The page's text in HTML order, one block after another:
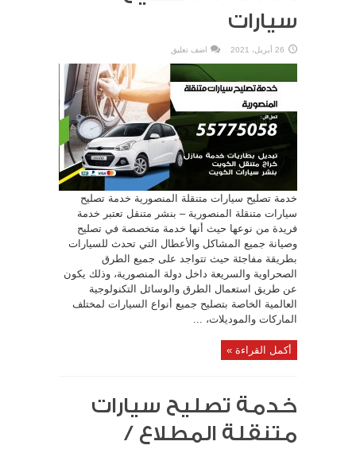
سيارات
26 أبريل، 2021 اضف تعليق
خدمة تصليح سيارات متنقلة المنصورية خدمة تصليح
سيارات متنقلة المنصورية – بنشر متنقل تعتبر خدمة
فريدة من نوعها حيث أنها خدمة متخصصة في تصليح
وصيانة جميع المشاكل والأعطال التي تحدث للسيارات
بطريقة مفاجئة حيث تتواجد على جميع الطرق
الصحراوية والسريعة داخل دولة المنصورية، وذلك يكون
عن طريق استعمال الطرق والوسائل التكنولوجية
العالمية الخاصة بتصليح جميع أنواع السيارات لمختلف
الماركات والموديلات، ...
أكمل القراءة »
خدمة تصليح سيارات
متنقلة المطلاع /